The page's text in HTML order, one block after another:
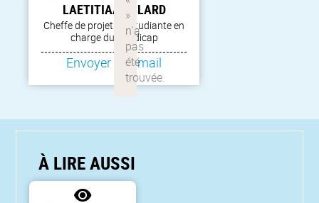
LAETITIAAMBLARD
Cheffe de projet vie étudiante en
charge du handicap
Envoyer un email
À LIRE AUSSI